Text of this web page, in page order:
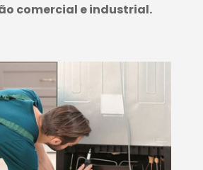
comercial e industrial.